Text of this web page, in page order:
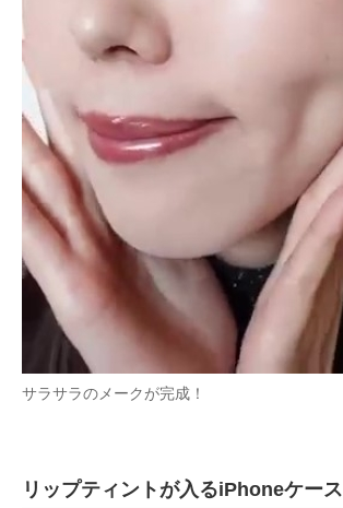
サラサラのメークが完成！
リップティントが入るiPhoneケース